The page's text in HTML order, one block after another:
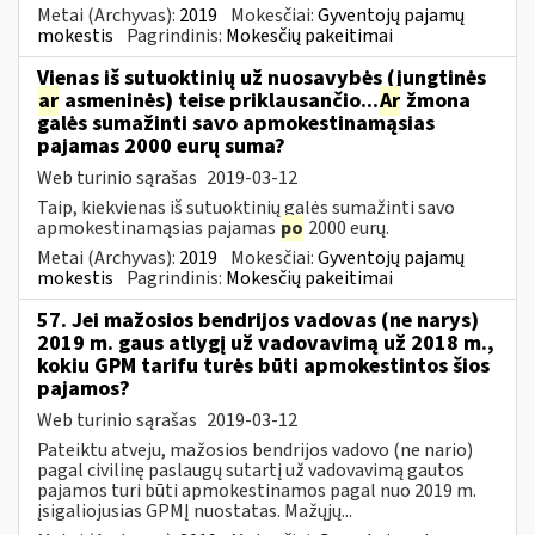
Metai (Archyvas): 2019 Mokesčiai:Gyventojų pajamų
mokestis Pagrindinis: Mokesčių pakeitimai
Vienas iš sutuoktinių už nuosavybės (jungtinės
ar asmeninės) teise priklausančio...Ar žmona
galės sumažinti savo apmokestinamąsias
pajamas 2000 eurų suma?
Web turinio sąrašas 2019-03-12
Taip, kiekvienas iš sutuoktinių galės sumažinti savo
apmokestinamąsias pajamas po 2000 eurų.
Metai (Archyvas): 2019 Mokesčiai:Gyventojų pajamų
mokestis Pagrindinis: Mokesčių pakeitimai
57. Jei mažosios bendrijos vadovas (ne narys)
2019 m. gaus atlygį už vadovavimą už 2018 m.,
kokiu GPM tarifu turės būti apmokestintos šios
pajamos?
Web turinio sąrašas 2019-03-12
Pateiktu atveju, mažosios bendrijos vadovo (ne nario)
pagal civilinę paslaugų sutartį už vadovavimą gautos
pajamos turi būti apmokestinamos pagal nuo 2019 m.
įsigaliojusias GPMĮ nuostatas. Mažųjų...